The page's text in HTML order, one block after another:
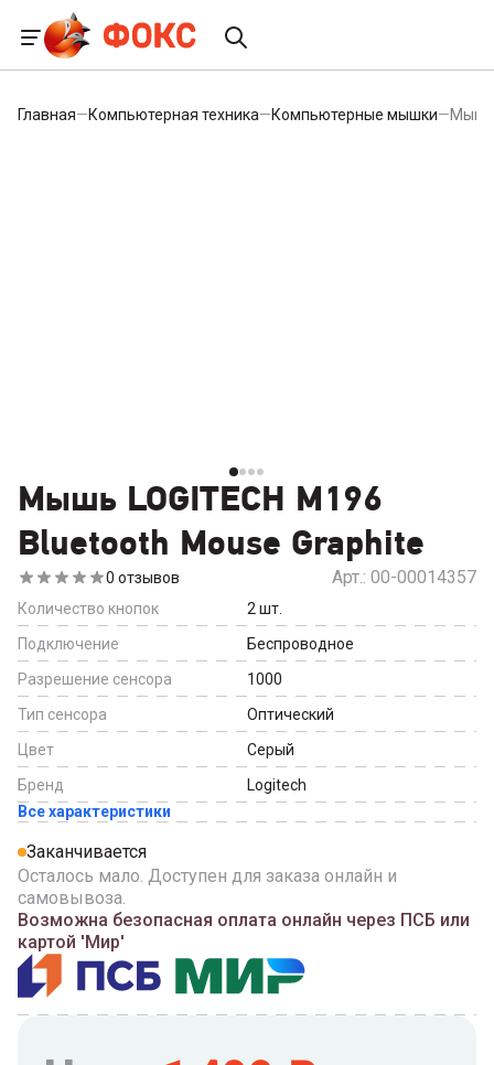
Главная—Компьютерная техника—Компьютерные мышки—Мышь
Мышь LOGITECH M196
Bluetooth Mouse Graphite
0 отзывов Арт.: 00-00014357
Количество кнопок 2 шт.
Подключение
Беспроводное
Разрешение сенсора
1000
Тип сенсора
Оптический
Цвет
Серый
Бренд
Logitech
Все характеристики
Заканчивается
Осталось мало. Доступен для заказа онлайн и
самовывоза.
Возможна безопасная оплата онлайн через ПСБ или
картой 'Мир'